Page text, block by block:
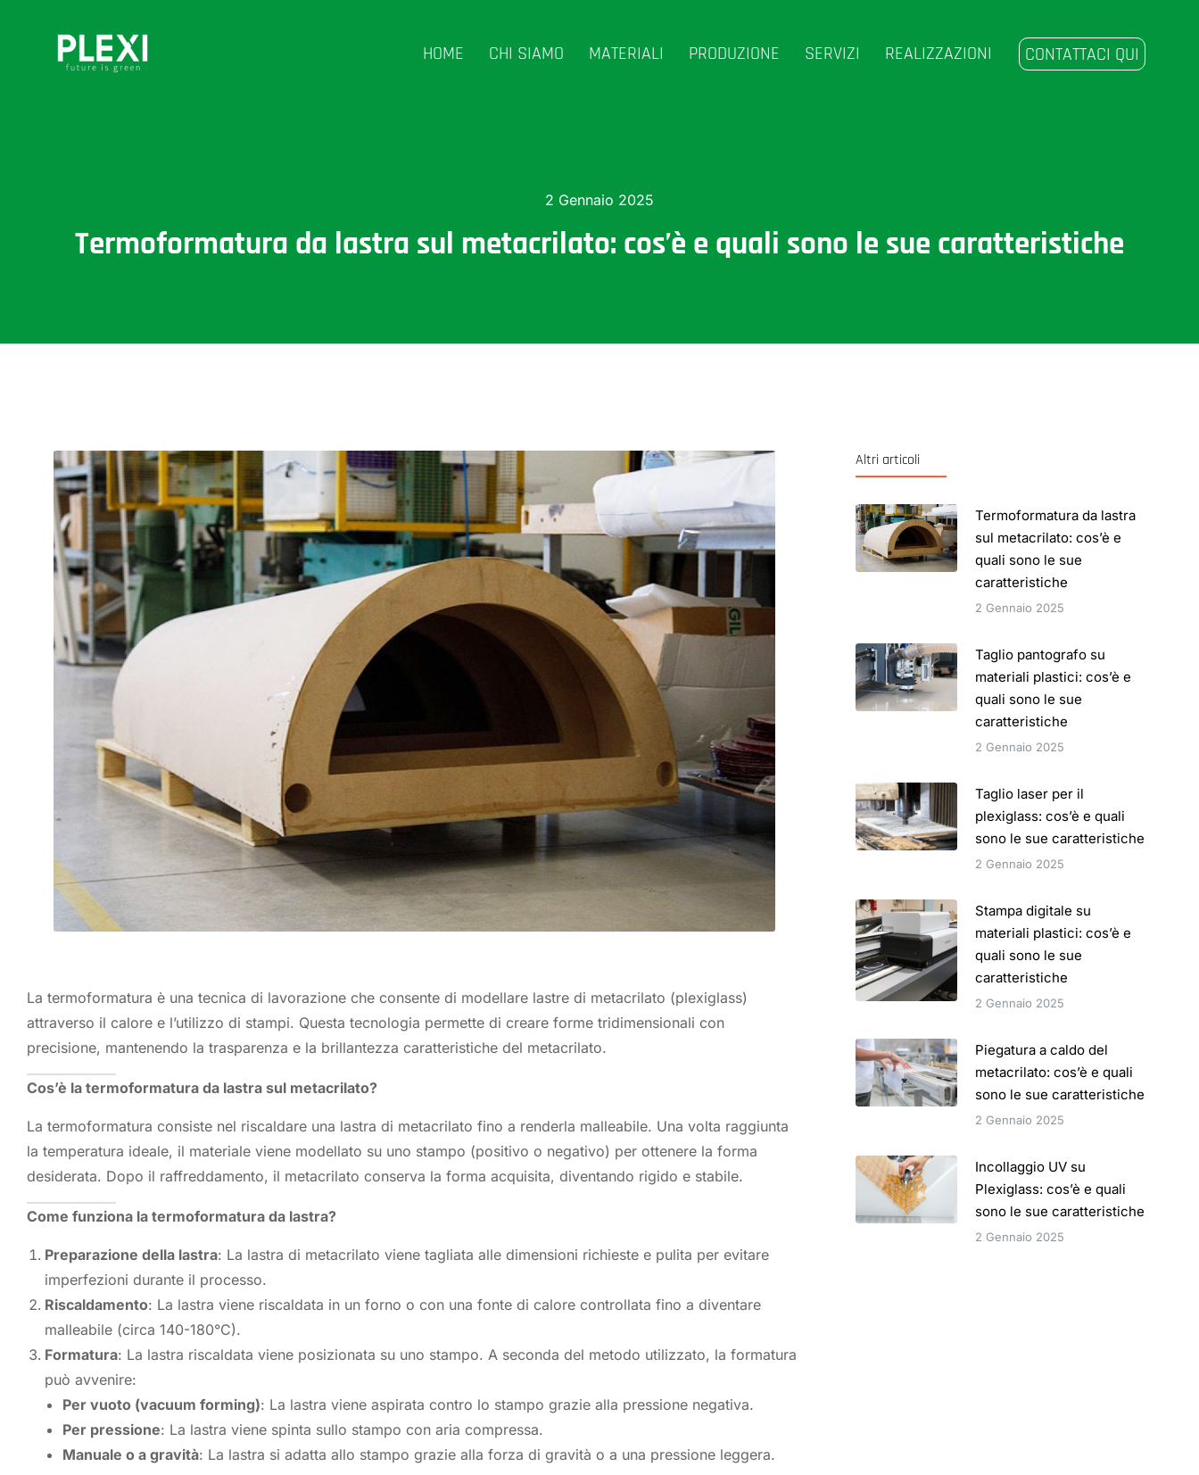
HOME CHI SIAMO MATERIALI PRODUZIONE SERVIZI REALIZZAZIONI CONTATTACI QUI
2 Gennaio 2025
Termoformatura da lastra sul metacrilato: cos’è e quali sono le sue caratteristiche
La termoformatura è una tecnica di lavorazione che consente di modellare lastre di metacrilato (plexiglass)
attraverso il calore e l’utilizzo di stampi. Questa tecnologia permette di creare forme tridimensionali con
precisione, mantenendo la trasparenza e la brillantezza caratteristiche del metacrilato.
Cos’è la termoformatura da lastra sul metacrilato?
La termoformatura consiste nel riscaldare una lastra di metacrilato fino a renderla malleabile. Una volta raggiunta
la temperatura ideale, il materiale viene modellato su uno stampo (positivo o negativo) per ottenere la forma
desiderata. Dopo il raffreddamento, il metacrilato conserva la forma acquisita, diventando rigido e stabile.
Come funziona la termoformatura da lastra?
Preparazione della lastra: La lastra di metacrilato viene tagliata alle dimensioni richieste e pulita per evitare
imperfezioni durante il processo.
Riscaldamento: La lastra viene riscaldata in un forno o con una fonte di calore controllata fino a diventare
malleabile (circa 140-180°C).
Formatura: La lastra riscaldata viene posizionata su uno stampo. A seconda del metodo utilizzato, la formatura
può avvenire:
Per vuoto (vacuum forming): La lastra viene aspirata contro lo stampo grazie alla pressione negativa.
Per pressione: La lastra viene spinta sullo stampo con aria compressa.
Manuale o a gravità: La lastra si adatta allo stampo grazie alla forza di gravità o a una pressione leggera.
Altri articoli
Termoformatura da lastra
sul metacrilato: cos’è e
quali sono le sue
caratteristiche
2 Gennaio 2025
Taglio pantografo su
materiali plastici: cos’è e
quali sono le sue
caratteristiche
2 Gennaio 2025
Taglio laser per il
plexiglass: cos’è e quali
sono le sue caratteristiche
2 Gennaio 2025
Stampa digitale su
materiali plastici: cos’è e
quali sono le sue
caratteristiche
2 Gennaio 2025
Piegatura a caldo del
metacrilato: cos’è e quali
sono le sue caratteristiche
2 Gennaio 2025
Incollaggio UV su
Plexiglass: cos’è e quali
sono le sue caratteristiche
2 Gennaio 2025